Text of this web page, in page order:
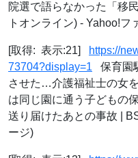
院選で語らなかった「移
トオンライン) - Yahoo!フ
[取得: 表示:21]
https://
73704?display=1 保育園
させた…介護福祉士の女
は同じ園に通う子どもの
送り届けたあとの事故 |
ージ)